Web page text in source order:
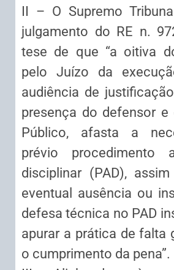
II – O Supremo
julgamento do RE n.
tese de que “a oitiva
pelo Juízo da
audiência de
presença do defensor e
Público, afasta a
prévio procedimento
disciplinar (PAD),
eventual ausência ou
defesa técnica no PAD
apurar a prática de falta
o cumprimento da pena”.